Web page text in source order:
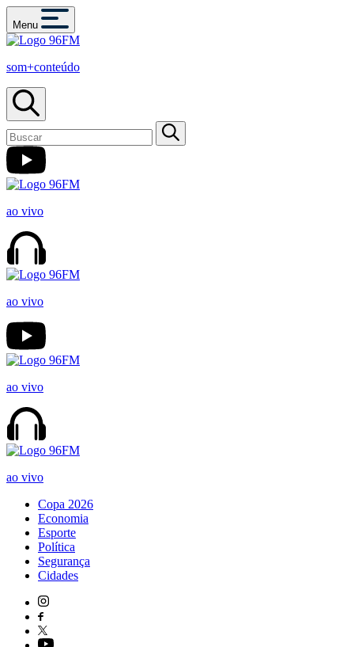
Menu
som+conteúdo
ao vivo
ao vivo
ao vivo
ao vivo
Copa 2026
Economia
Esporte
Política
Segurança
Cidades